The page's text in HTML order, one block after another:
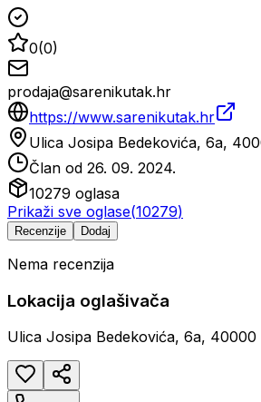
0(0)
prodaja@sarenikutak.hr
https://www.sarenikutak.hr
Ulica Josipa Bedekovića, 6a,
Član od 26. 09. 2024.
10279 oglasa
Prikaži sve oglase(10279)
Recenzije Dodaj
Nema recenzija
Lokacija oglašivača
Ulica Josipa Bedekovića, 6a, 40000